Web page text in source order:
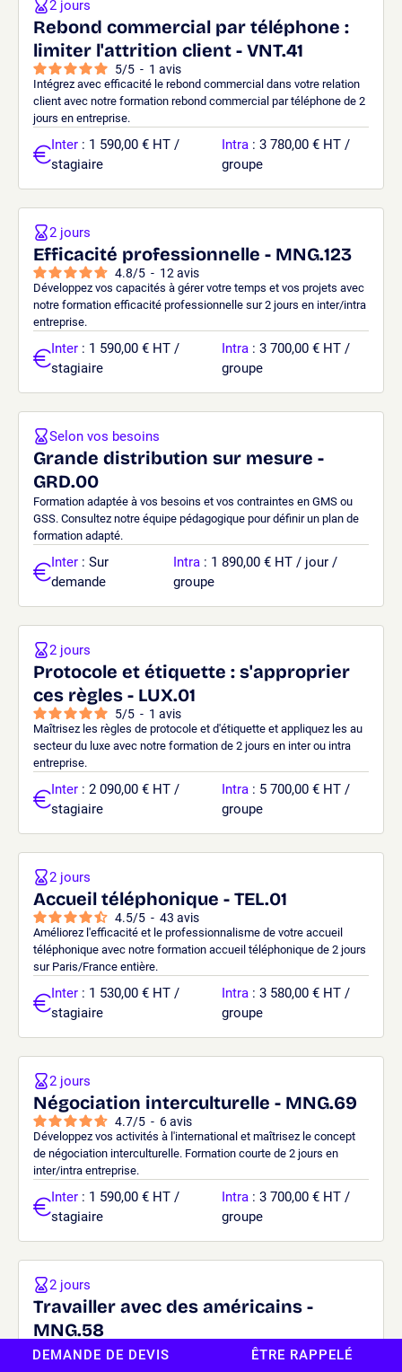
Rebond commercial par téléphone :
limiter l'attrition client - VNT.41
5/5 - 1 avis
Intégrez avec efficacité le rebond commercial dans votre relation
client avec notre formation rebond commercial par téléphone de 2
jours en entreprise.
2 jours
Inter : 1 590,00 € HT /
stagiaire
Intra : 3 780,00 € HT /
groupe
Efficacité professionnelle - MNG.123
4.8/5 - 12avis
Développez vos capacités à gérer votre temps et vos projets avec
notre formation efficacité professionnelle sur 2 jours en inter/intra
entreprise.
2 jours
Inter : 1 590,00 € HT /
stagiaire
Intra : 3 700,00 € HT /
groupe
Grande distribution sur mesure -
GRD.00
Formation adaptée à vos besoins et vos contraintes en GMS ou
GSS. Consultez notre équipe pédagogique pour définir un plan de
formation adapté.
Selon vos besoins
Inter : Sur
demande
Intra : 1 890,00 € HT / jour /
groupe
Protocole et étiquette : s'approprier
ces règles - LUX.01
5/5 - 1 avis
Maîtrisez les règles de protocole et d'étiquette et appliquez les au
secteur du luxe avec notre formation de 2 jours en inter ou intra
entreprise.
2 jours
Inter : 2 090,00 € HT /
stagiaire
Intra : 5 700,00 € HT /
groupe
Accueil téléphonique - TEL.01
4.5/5 - 43 avis
Améliorez l'efficacité et le professionnalisme de votre accueil
téléphonique avec notre formation accueil téléphonique de 2 jours
sur Paris/France entière.
2 jours
Inter : 1 530,00 € HT /
stagiaire
Intra : 3 580,00 € HT /
groupe
Négociation interculturelle - MNG.69
4.7/5 - 6avis
Développez vos activités à l'international et maîtrisez le concept
de négociation interculturelle. Formation courte de 2 jours en
inter/intra entreprise.
2 jours
Inter : 1 590,00 € HT /
stagiaire
Intra : 3 700,00 € HT /
groupe
Travailler avec des américains -
MNG.58
4.7/5- 6
Optimisez vos relations avec des sociétés américaines et
2 jours
DEMANDE DE DEVIS ÊTRE RAPPELÉ